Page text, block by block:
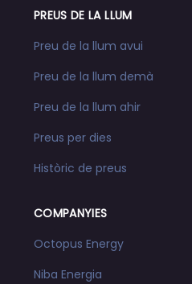
PREUS DE LA LLUM
Preu de la llum avui
Preu de la llum demà
Preu de la llum ahir
Preus per dies
Històric de preus
COMPANYIES
Octopus Energy
Niba Energia